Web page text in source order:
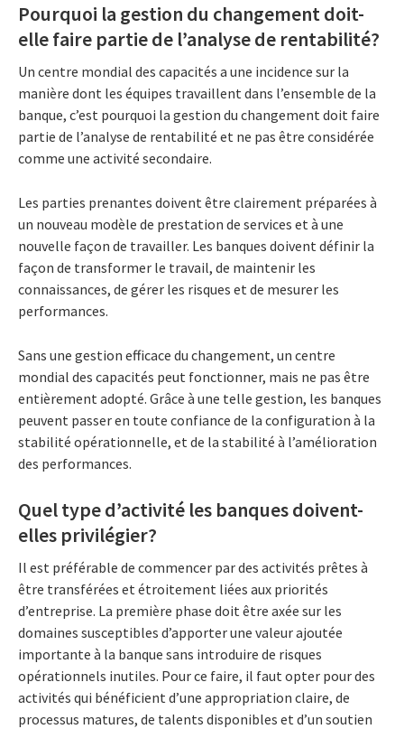
Pourquoi la gestion du changement doit-
elle faire partie de l’analyse de rentabilité?
Un centre mondial des capacités a une incidence sur la
manière dont les équipes travaillent dans l’ensemble de la
banque, c’est pourquoi la gestion du changement doit faire
partie de l’analyse de rentabilité et ne pas être considérée
comme une activité secondaire.
Les parties prenantes doivent être clairement préparées à
un nouveau modèle de prestation de services et à une
nouvelle façon de travailler. Les banques doivent définir la
façon de transformer le travail, de maintenir les
connaissances, de gérer les risques et de mesurer les
performances.
Sans une gestion efficace du changement, un centre
mondial des capacités peut fonctionner, mais ne pas être
entièrement adopté. Grâce à une telle gestion, les banques
peuvent passer en toute confiance de la configuration à la
stabilité opérationnelle, et de la stabilité à l’amélioration
des performances.
Quel type d’activité les banques doivent-
elles privilégier?
Il est préférable de commencer par des activités prêtes à
être transférées et étroitement liées aux priorités
d’entreprise. La première phase doit être axée sur les
domaines susceptibles d’apporter une valeur ajoutée
importante à la banque sans introduire de risques
opérationnels inutiles. Pour ce faire, il faut opter pour des
activités qui bénéficient d’une appropriation claire, de
processus matures, de talents disponibles et d’un soutien